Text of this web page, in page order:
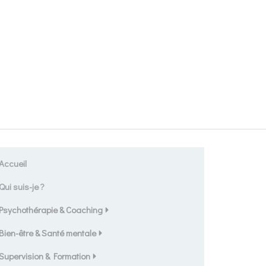
Qui suis-je ?
Psychothérapie & Coaching
Bien-être & Santé mentale
& Formation